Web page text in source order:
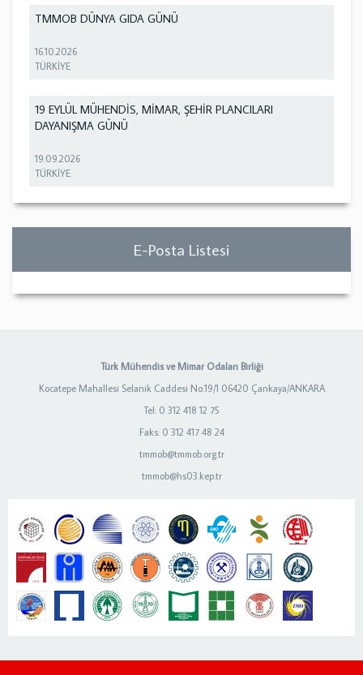
TMMOB DÜNYA GIDA GÜNÜ
16.10.2026
TÜRKİYE
19 EYLÜL MÜHENDİS, MİMAR, ŞEHİR PLANCILARI
DAYANIŞMA GÜNÜ
19.09.2026
TÜRKİYE
E-Posta Listesi
Türk Mühendis ve Mimar Odaları Birliği
Kocatepe Mahallesi Selanik Caddesi No:19/1 06420 Çankaya/ANKARA
Tel: 0 312 418 12 75
Faks: 0 312 417 48 24
tmmob@tmmob.org.tr
tmmob@hs03.kep.tr